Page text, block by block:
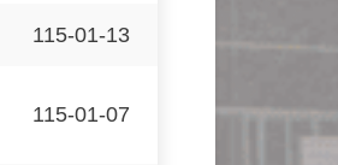
115-01-13
115-01-07